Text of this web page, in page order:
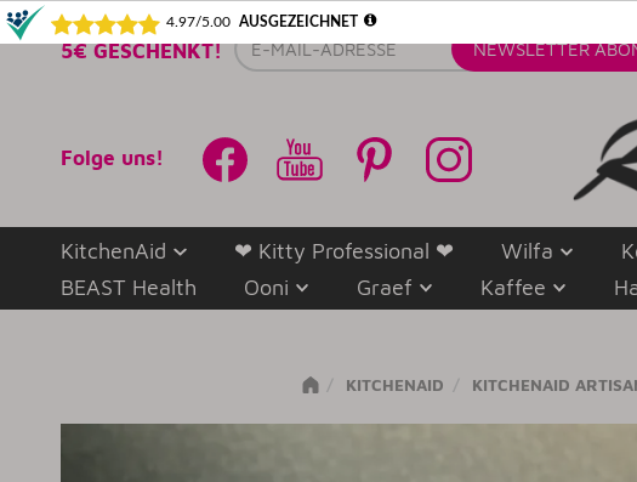
5€ GESCHENKT! E-
Mail-
NEWSLETTER
Folge uns!
KitchenAid ❤ Kitty Professional ❤ Wilfa
BEAST Health
Ooni Graef Kaffee
KITCHENAID KITCHENAID